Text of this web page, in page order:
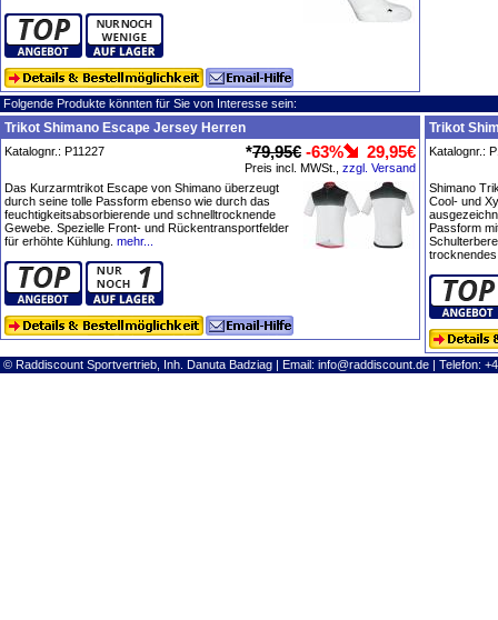
Folgende Produkte könnten für Sie von Interesse sein:
Trikot Shimano Escape Jersey Herren
Katalognr.: P11227 *79,95€ -63% 29,95€
Preis incl. MWSt., zzgl. Versand
Das Kurzarmtrikot Escape von Shimano überzeugt
durch seine tolle Passform ebenso wie durch das
feuchtigkeitsabsorbierende und schnelltrocknende
Gewebe. Spezielle Front- und Rückentransportfelder
für erhöhte Kühlung. mehr...
Trikot
Katalognr.:
Shimano
Cool- und
Passform
© Raddiscount Sportvertrieb, Inh. Danuta Badziag | Email: info@raddiscount.de | Telefon: